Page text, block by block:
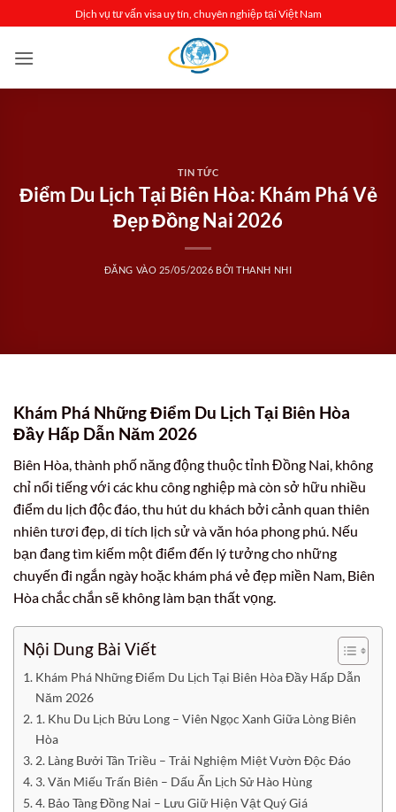
qua
nội
Dịch vụ tư vấn visa uy tín, chuyên nghiệp tại Việt Nam
TIN TỨC
Điểm Du Lịch Tại Biên Hòa: Khám Phá Vẻ
Đẹp Đồng Nai 2026
ĐĂNG VÀO 25/05/2026 BỞITHANH NHI
Khám Phá Những Điểm Du Lịch Tại Biên Hòa
Đầy Hấp Dẫn Năm 2026
Biên Hòa, thành phố năng động thuộc tỉnh Đồng Nai, không
chỉ nổi tiếng với các khu công nghiệp mà còn sở hữu nhiều
điểm du lịch độc đáo, thu hút du khách bởi cảnh quan thiên
nhiên tươi đẹp, di tích lịch sử và văn hóa phong phú. Nếu
bạn đang tìm kiếm một điểm đến lý tưởng cho những
chuyến đi ngắn ngày hoặc khám phá vẻ đẹp miền Nam, Biên
Hòa chắc chắn sẽ không làm bạn thất vọng.
Nội Dung Bài Viết
Khám Phá Những Điểm Du Lịch Tại Biên Hòa Đầy Hấp Dẫn
Năm 2026
1. Khu Du Lịch Bửu Long – Viên Ngọc Xanh Giữa Lòng Biên
Hòa
2. Làng Bưởi Tân Triều – Trải Nghiệm Miệt Vườn Độc Đáo
3. Văn Miếu Trấn Biên – Dấu Ấn Lịch Sử Hào Hùng
4. Bảo Tàng Đồng Nai – Lưu Giữ Hiện Vật Quý Giá